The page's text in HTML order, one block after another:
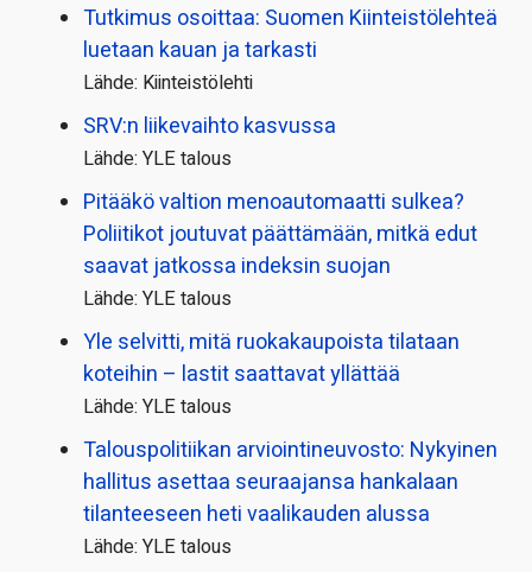
Tutkimus osoittaa: Suomen Kiinteistölehteä
luetaan kauan ja tarkasti
Lähde: Kiinteistölehti
SRV:n liikevaihto kasvussa
Lähde: YLE talous
Pitääkö valtion menoautomaatti sulkea?
Poliitikot joutuvat päättämään, mitkä edut
saavat jatkossa indeksin suojan
Lähde: YLE talous
Yle selvitti, mitä ruokakaupoista tilataan
koteihin – lastit saattavat yllättää
Lähde: YLE talous
Talous­politiikan arviointi­neuvosto: Nykyinen
hallitus asettaa seuraajansa hankalaan
tilanteeseen heti vaalikauden alussa
Lähde: YLE talous